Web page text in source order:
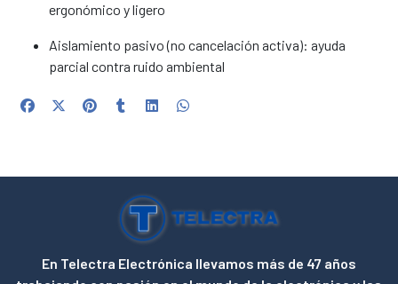
ergonómico y ligero
Aislamiento pasivo (no cancelación activa): ayuda
parcial contra ruido ambiental
En Telectra Electrónica llevamos más de 47 años